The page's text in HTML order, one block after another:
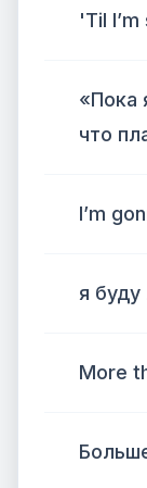
'Til
«Пока
что
I’m
я
More